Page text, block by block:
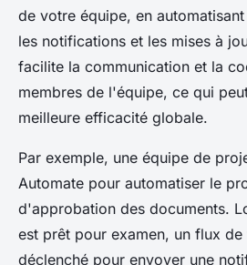
de votre équipe, en
les notifications et les mises à
facilite la communication et la
membres de l'équipe, ce qui
meilleure efficacité globale.
Par exemple, une équipe de
Automate pour automatiser le
d'approbation des documents.
est prêt pour examen, un flux
déclenché pour envoyer une